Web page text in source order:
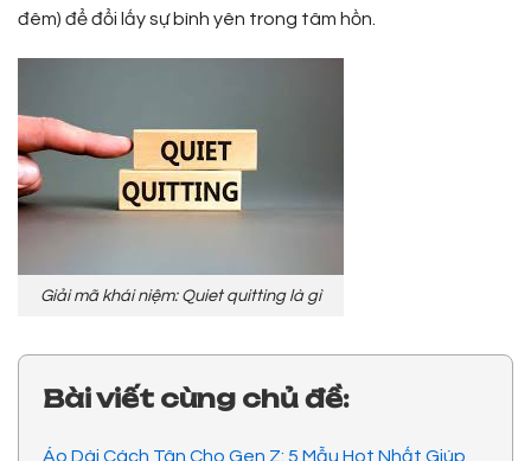
đêm) để đổi lấy sự bình yên trong tâm hồn.
Giải mã khái niệm: Quiet quitting là gì
Bài viết cùng chủ đề:
Áo Dài Cách Tân Cho Gen Z: 5 Mẫu Hot Nhất Giúp